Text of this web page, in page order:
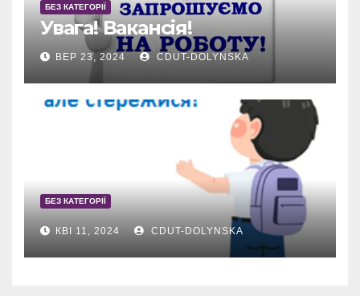
БЕЗ КАТЕГОРІЇ
Увага! Вакансія!
ВЕР 23, 2024 CDUT-DOLYNSKA
БЕЗ КАТЕГОРІЇ
КВІ 11, 2024 CDUT-DOLYNSKA